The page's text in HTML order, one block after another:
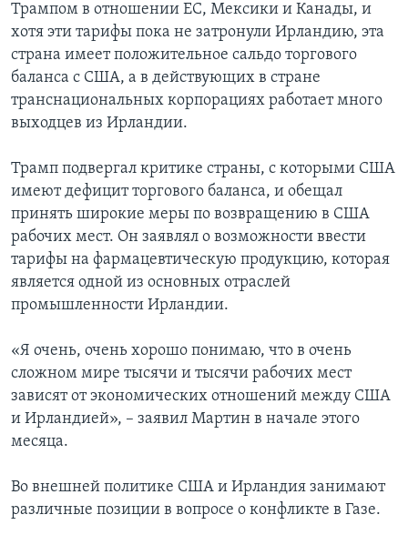
Трампом в отношении ЕС, Мексики и Канады, и
хотя эти тарифы пока не затронули Ирландию, эта
страна имеет положительное сальдо торгового
баланса с США, а в действующих в стране
транснациональных корпорациях работает много
выходцев из Ирландии.
Трамп подвергал критике страны, с которыми США
имеют дефицит торгового баланса, и обещал
принять широкие меры по возвращению в США
рабочих мест. Он заявлял о возможности ввести
тарифы на фармацевтическую продукцию, которая
является одной из основных отраслей
промышленности Ирландии.
«Я очень, очень хорошо понимаю, что в очень
сложном мире тысячи и тысячи рабочих мест
зависят от экономических отношений между США
и Ирландией», – заявил Мартин в начале этого
месяца.
Во внешней политике США и Ирландия занимают
различные позиции в вопросе о конфликте в Газе.